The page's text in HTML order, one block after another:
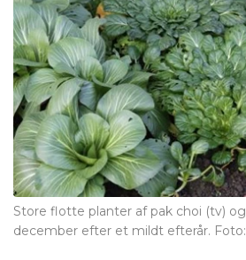
Store flotte planter af pak choi (tv)
december efter et mildt efterår. Foto: